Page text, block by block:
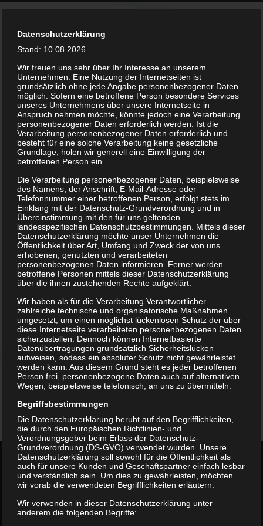
kontakt@bsv-lockwitzgrund.de
F-Jugend
Training:
Dienstag: 17:00 – 18:30
Freitag: 16:30 – 18:00
Trainerteam
Louis
Über uns
#verein #sport #freunde #fussball #volleyball
#bsv-lockwitzgrund #leben #bunt #familie
#aerobic #zusammenhalt #tolerant #dresden
Datenschutzerklärung
Stand: 10.08.2026
Wir freuen uns sehr über Ihr Interesse an unserem
Unternehmen. Eine Nutzung der Internetseiten ist
grundsätzlich ohne jede Angabe personenbezogener Daten
möglich. Sofern eine betroffene Person besondere Services
unseres Unternehmens über unsere Internetseite in
Anspruch nehmen möchte, könnte jedoch eine Verarbeitung
personenbezogener Daten erforderlich werden. Ist die
Verarbeitung personenbezogener Daten erforderlich und
besteht für eine solche Verarbeitung keine gesetzliche
Grundlage, holen wir generell eine Einwilligung der
betroffenen Person ein.
Die Verarbeitung personenbezogener Daten, beispielsweise
des Namens, der Anschrift, E-Mail-Adresse oder
Telefonnummer einer betroffenen Person, erfolgt stets im
Einklang mit der Datenschutz-Grundverordnung und in
Übereinstimmung mit den für uns geltenden
landesspezifischen Datenschutzbestimmungen. Mittels dieser
Datenschutzerklärung möchte unser Unternehmen die
Öffentlichkeit über Art, Umfang und Zweck der von uns
erhobenen, genutzten und verarbeiteten
personenbezogenen Daten informieren. Ferner werden
betroffene Personen mittels dieser Datenschutzerklärung
über die ihnen zustehenden Rechte aufgeklärt.
Wir haben als für die Verarbeitung Verantwortlicher
zahlreiche technische und organisatorische Maßnahmen
umgesetzt, um einen möglichst lückenlosen Schutz der über
diese Internetseite verarbeiteten personenbezogenen Daten
sicherzustellen. Dennoch können Internetbasierte
Datenübertragungen grundsätzlich Sicherheitslücken
aufweisen, sodass ein absoluter Schutz nicht gewährleistet
werden kann. Aus diesem Grund steht es jeder betroffenen
Person frei, personenbezogene Daten auch auf alternativen
Wegen, beispielsweise telefonisch, an uns zu übermitteln.
Begriffsbestimmungen
Die Datenschutzerklärung beruht auf den Begrifflichkeiten,
die durch den Europäischen Richtlinien- und
Verordnungsgeber beim Erlass der Datenschutz-
Grundverordnung (DS-GVO) verwendet wurden. Unsere
Datenschutzerklärung soll sowohl für die Öffentlichkeit als
auch für unsere Kunden und Geschäftspartner einfach lesbar
und verständlich sein. Um dies zu gewährleisten, möchten
wir vorab die verwendeten Begrifflichkeiten erläutern.
Wir verwenden in dieser Datenschutzerklärung unter
anderem die folgenden Begriffe: